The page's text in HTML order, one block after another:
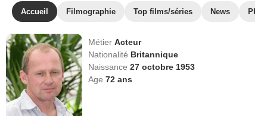
Accueil Filmographie Top films/séries News
MétierActeur
Nationalité Britannique
Naissance27 octobre 1953
Age72 ans